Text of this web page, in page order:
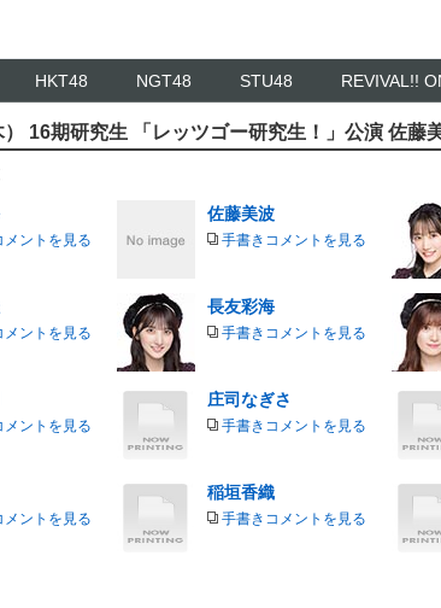
HKT48 NGT48 STU48 REVIVAL!!
16期研究生 「レッツゴー研究生！」公演 佐藤
メントを見る
佐藤美波
手書きコメントを見る
メントを見る
長友彩海
手書きコメントを見る
メントを見る
庄司なぎさ
手書きコメントを見る
メントを見る
稲垣香織
手書きコメントを見る